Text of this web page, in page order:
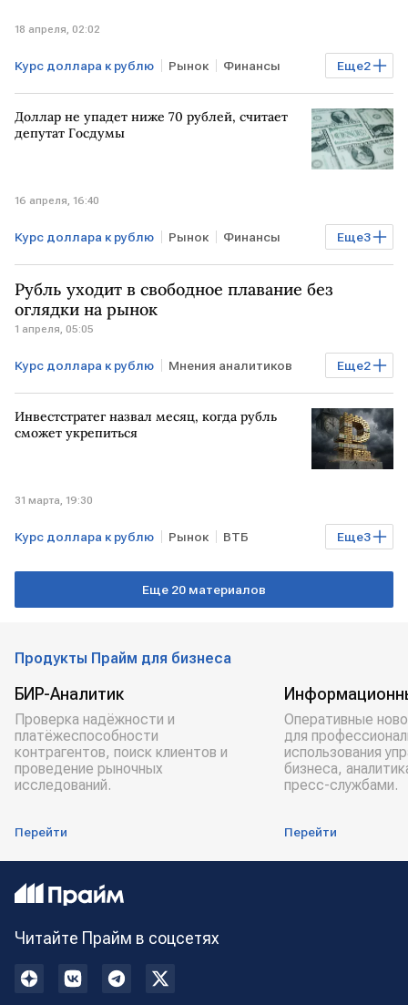
18 апреля, 02:02
Еще2
Курс доллара к рублю Рынок Финансы
Минфин ЕС
Доллар не упадет ниже 70 рублей, считает
депутат Госдумы
16 апреля, 16:40
Еще3
Курс доллара к рублю Рынок Финансы
БЛИЖНИЙ ВОСТОК Анатолий Аксаков
Госдума
Рубль уходит в свободное плавание без
оглядки на рынок
1 апреля, 05:05
Еще2
Курс доллара к рублю Мнения аналитиков
Рынок Курсы валют
Инвестстратег назвал месяц, когда рубль
сможет укрепиться
31 марта, 19:30
Еще3
Курс доллара к рублю Рынок ВТБ
Мосбиржа Курсы валют
Финансы
Еще 20 материалов
Продукты Прайм для бизнеса
БИР-Аналитик
Проверка надёжности и
платёжеспособности
контрагентов, поиск клиентов и
проведение рыночных
исследований.
Перейти
Оперативные
для
использования
бизнеса,
пресс-службами.
Перейти
Читайте Прайм в соцсетях